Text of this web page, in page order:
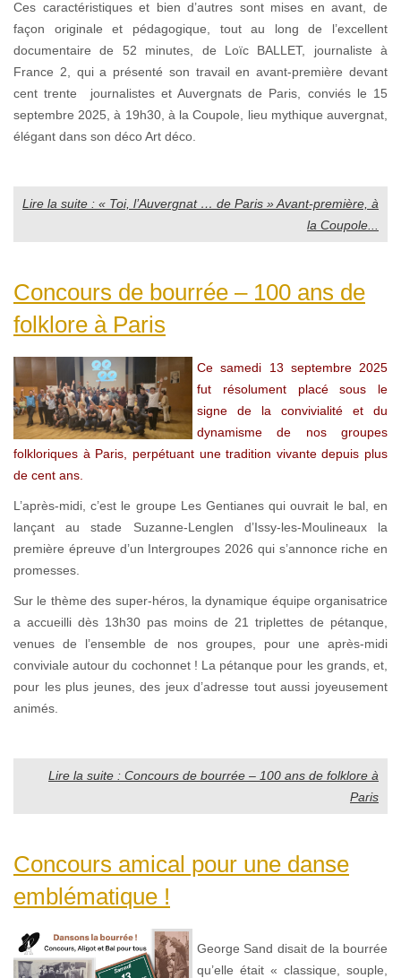
Ces caractéristiques et bien d’autres sont mises en avant, de
façon originale et pédagogique, tout au long de l’excellent
documentaire de 52 minutes, de Loïc BALLET, journaliste à
France 2, qui a présenté son travail en avant-première devant
cent trente journalistes et Auvergnats de Paris, conviés le 15
septembre 2025, à 19h30, à la Coupole, lieu mythique auvergnat,
élégant dans son déco Art déco.
Lire la suite : « Toi, l’Auvergnat … de Paris » Avant-première, à
la Coupole...
Concours de bourrée – 100 ans de
folklore à Paris
Ce samedi 13 septembre 2025
fut résolument placé sous le
signe de la convivialité et du
dynamisme de nos groupes
folkloriques à Paris, perpétuant une tradition vivante depuis plus
de cent ans.
L’après-midi, c’est le groupe Les Gentianes qui ouvrait le bal, en
lançant au stade Suzanne-Lenglen d’Issy-les-Moulineaux la
première épreuve d’un Intergroupes 2026 qui s’annonce riche en
promesses.
Sur le thème des super-héros, la dynamique équipe organisatrice
a accueilli dès 13h30 pas moins de 21 triplettes de pétanque,
venues de l’ensemble de nos groupes, pour une après-midi
conviviale autour du cochonnet ! La pétanque pour les grands, et,
pour les plus jeunes, des jeux d’adresse tout aussi joyeusement
animés.
Lire la suite : Concours de bourrée – 100 ans de folklore à
Paris
Concours amical pour une danse
emblématique !
George Sand disait de la bourrée
qu’elle était « classique, souple,